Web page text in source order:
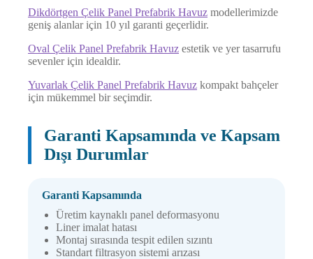
Dikdörtgen Çelik Panel Prefabrik Havuz modellerimizde
geniş alanlar için 10 yıl garanti geçerlidir.
Oval Çelik Panel Prefabrik Havuz estetik ve yer tasarrufu
sevenler için idealdir.
Yuvarlak Çelik Panel Prefabrik Havuz kompakt bahçeler
için mükemmel bir seçimdir.
Garanti Kapsamında ve Kapsam
Dışı Durumlar
Garanti Kapsamında
Üretim kaynaklı panel deformasyonu
Liner imalat hatası
Montaj sırasında tespit edilen sızıntı
Standart filtrasyon sistemi arızası